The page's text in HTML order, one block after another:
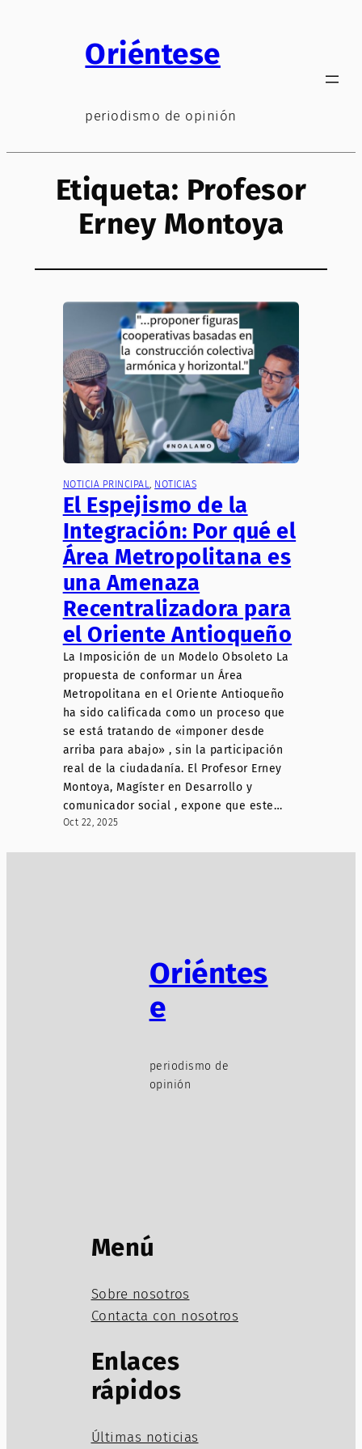
Oriéntese
periodismo de opinión
Etiqueta: Profesor
Erney Montoya
NOTICIA PRINCIPAL, NOTICIAS
El Espejismo de la
Integración: Por qué el
Área Metropolitana es
una Amenaza
Recentralizadora para
el Oriente Antioqueño
La Imposición de un Modelo Obsoleto La
propuesta de conformar un Área
Metropolitana en el Oriente Antioqueño
ha sido calificada como un proceso que
se está tratando de «imponer desde
arriba para abajo» , sin la participación
real de la ciudadanía. El Profesor Erney
Montoya, Magíster en Desarrollo y
comunicador social , expone que este…
Oct 22, 2025
Oriéntes
e
periodismo de
opinión
Menú
Sobre nosotros
Contacta con nosotros
Enlaces
rápidos
Últimas noticias